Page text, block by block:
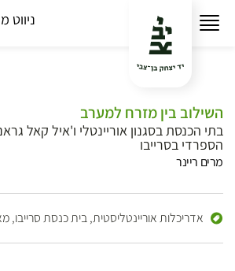
ניווט
השילוב בין מזרח למערב
בתי הכנסת בסגנון אוריינטלי ו'איל קאל
הספרדי בסרייבו
מרים ריינר
אדריכלות אוריינטליסטית,בית כנסת סרייבו,